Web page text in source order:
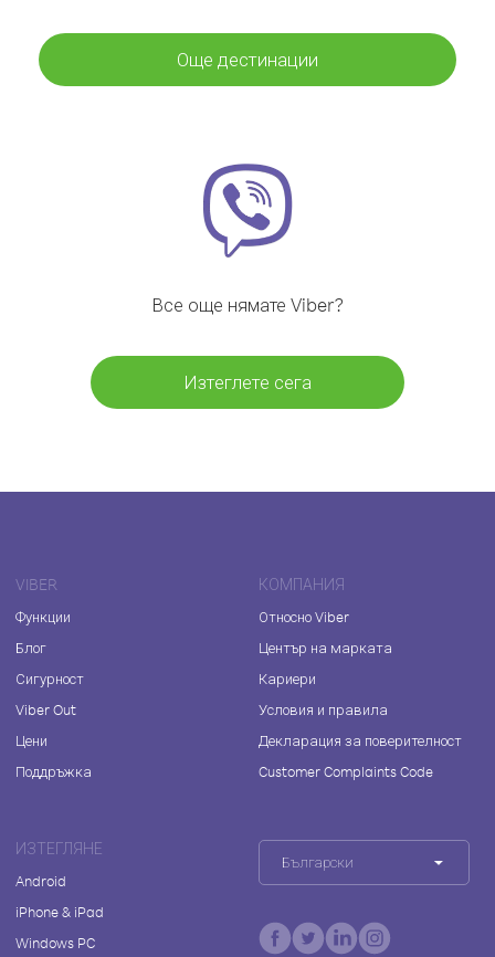
Още дестинации
Все още нямате Viber?
Изтеглете сега
VIBER
Функции
Блог
Сигурност
Viber Out
Цени
Поддръжка
КОМПАНИЯ
Относно Viber
Център на марката
Кариери
Условия и правила
Декларация за поверителност
Customer Complaints Code
ИЗТЕГЛЯНЕ
Android
iPhone & iPad
Windows PC
Български